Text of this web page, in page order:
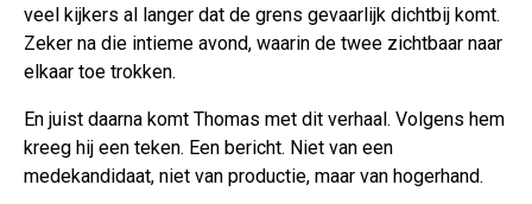
veel kijkers al langer dat de grens gevaarlijk dichtbij komt.
Zeker na die intieme avond, waarin de twee zichtbaar naar
elkaar toe trokken.
En juist daarna komt Thomas met dit verhaal. Volgens hem
kreeg hij een teken. Een bericht. Niet van een
medekandidaat, niet van productie, maar van hogerhand.